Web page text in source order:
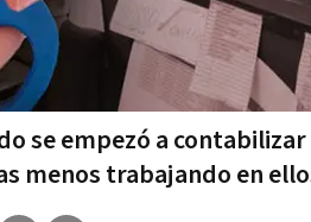
se empezó a
menos trabajando en